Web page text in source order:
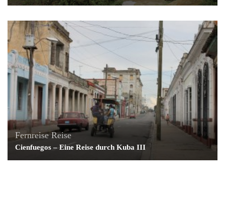
Fernreise Reise
Cienfuegos – Eine Reise durch Kuba III